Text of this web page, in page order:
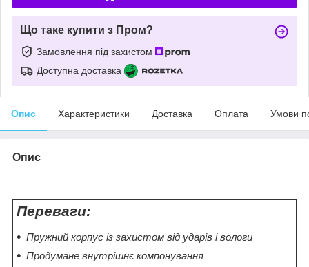
Що таке купити з Пром?
Замовлення під захистом
Доступна доставка
Опис Характеристики Доставка Оплата Умови
Опис
Переваги:
Пружний корпус із захистом від ударів і вологи
Продумане внутрішнє компонування